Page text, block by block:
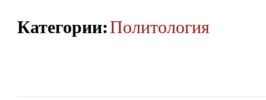
Категории:Политология